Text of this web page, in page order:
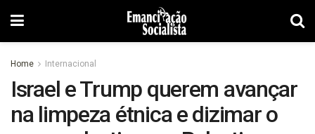
Home Internacional
Israel e Trump querem avançar
na limpeza étnica e dizimar o